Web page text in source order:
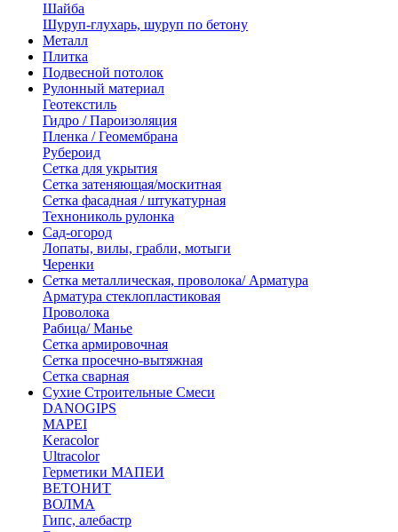
Шайба
Шуруп-глухарь, шуруп по бетону
Металл
Плитка
Подвесной потолок
Рулонный материал
Геотекстиль
Гидро / Пароизоляция
Пленка / Геомембрана
Рубероид
Сетка для укрытия
Сетка затеняющая/москитная
Сетка фасадная / штукатурная
Технониколь рулонка
Сад-огород
Лопаты, вилы, грабли, мотыги
Черенки
Сетка металлическая, проволока/ Арматура
Арматура стеклопластиковая
Проволока
Рабица/ Манье
Сетка армировочная
Сетка просечно-вытяжная
Сетка сварная
Сухие Строительные Смеси
DANOGIPS
MAPEI
Keracolor
Ultracolor
Герметики МАПЕИ
ВЕТОНИТ
ВОЛМА
Гипс, алебастр